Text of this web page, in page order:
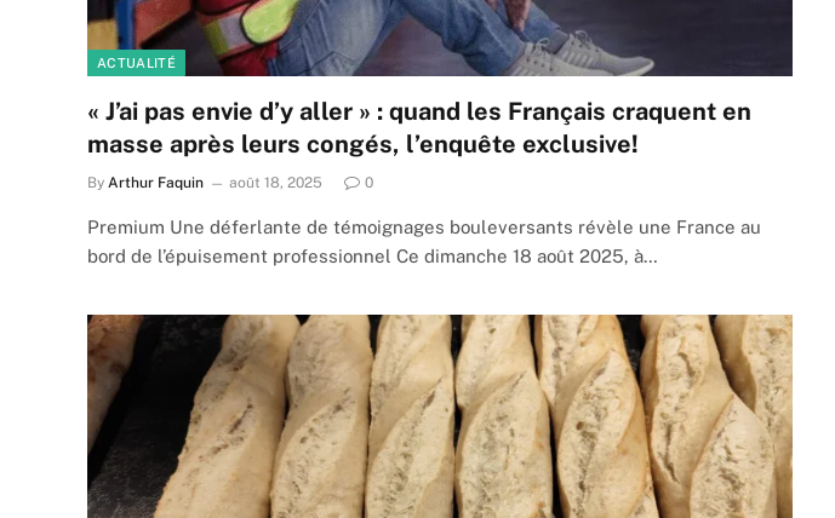
ACTUALITÉ
« J’ai pas envie d’y aller » : quand les Français craquent en
masse après leurs congés, l’enquête exclusive!
By Arthur Faquin août 18, 2025 0
Premium Une déferlante de témoignages bouleversants révèle une France au
bord de l’épuisement professionnel Ce dimanche 18 août 2025, à…